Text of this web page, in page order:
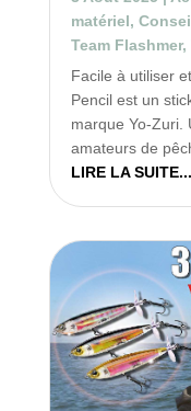
matériel,
Team Flashmer,
Facile à utiliser
Pencil est un
marque Yo-Zuri.
amateurs de
LIRE LA SUITE...